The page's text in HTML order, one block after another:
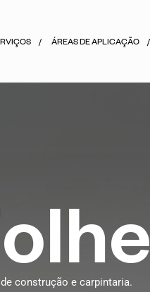
ÁREAS DE APLICAÇÃO
olhe
construção e carpintaria.